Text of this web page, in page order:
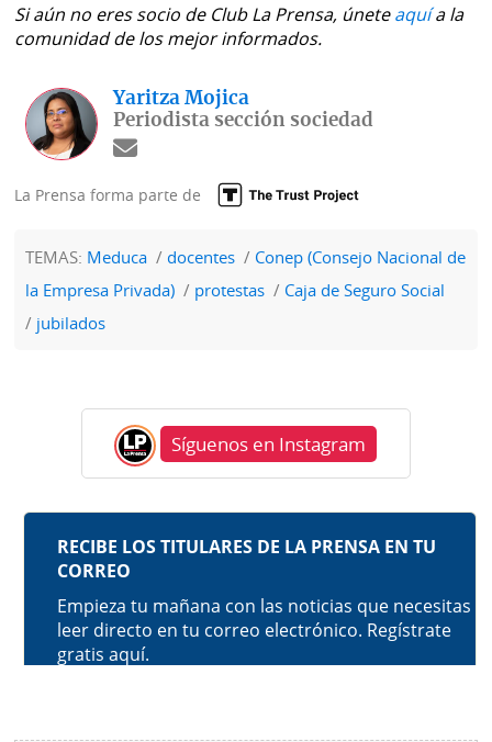
Si aún no eres socio de Club La Prensa, úneteaquía la
comunidad de los mejor informados.
Yaritza Mojica
Periodista sección sociedad
La Prensa forma parte de
TEMAS: Meduca docentes
Conep (Consejo Nacional de
la Empresa Privada)
protestas
Caja de Seguro Social
jubilados
Síguenos en Instagram